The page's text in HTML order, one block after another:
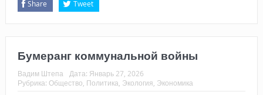
Share Tweet
Бумеранг коммунальной войны
Вадим Штепа Дата: Январь 27, 2026
Рубрика: Общество, Политика, Экология, Экономика